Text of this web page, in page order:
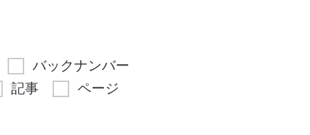
バックナンバー
記事
ページ